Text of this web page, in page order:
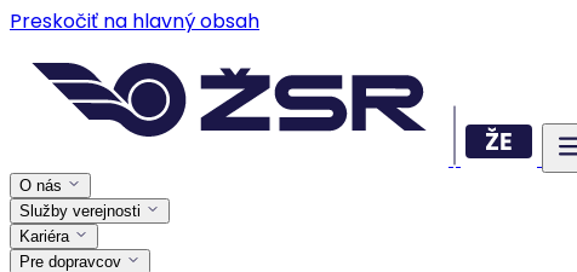
Preskočiť na hlavný obsah
O nás
Služby verejnosti
Kariéra
Pre dopravcov